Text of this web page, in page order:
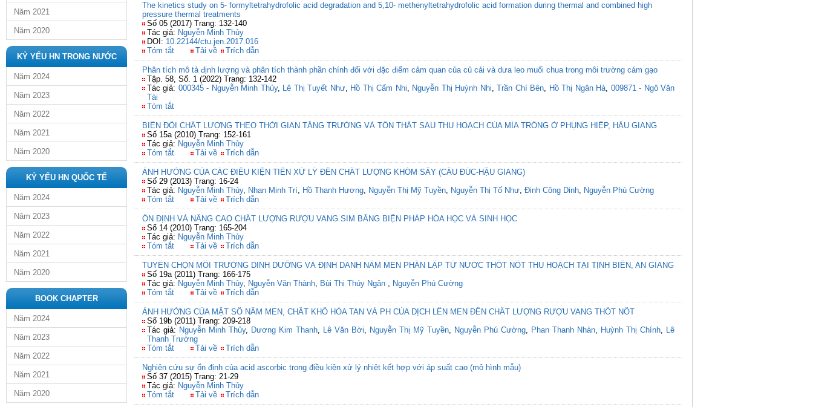
Năm 2021
Năm 2020
KỶ YẾU HN TRONG NƯỚC
Năm 2024
Năm 2023
Năm 2022
Năm 2021
Năm 2020
KỶ YẾU HN QUỐC TẾ
Năm 2024
Năm 2023
Năm 2022
Năm 2021
Năm 2020
BOOK CHAPTER
Năm 2024
Năm 2023
Năm 2022
Năm 2021
Năm 2020
The kinetics study on 5- formyltetrahydrofolic acid degradation and 5,10- methenyltetrahydrofolic acid formation during thermal and combined high
pressure thermal treatments
Số 05 (2017) Trang: 132-140
Tác giả: Nguyễn Minh Thủy
DOI: 10.22144/ctu.jen.2017.016
Tóm tắt
Tải về Trích dẫn
Phân tích mô tả định lượng và phân tích thành phần chính đối với đặc điểm cảm quan của củ cải và dưa leo muối chua trong môi trường cám gạo
Tập. 58, Số. 1 (2022) Trang: 132-142
Tác giả: 000345 - Nguyễn Minh Thủy, Lê Thị Tuyết Như, Hồ Thị Cẩm Nhi, Nguyễn Thị Huỳnh Nhi,Trần Chí Bên, Hồ Thị Ngân Hà, 009871 - Ngô Văn
Tài
Tóm tắt
BIẾN ĐỔI CHẤT LƯỢNG THEO THỜI GIAN TĂNG TRƯỞNG VÀ TỔN THẤT SAU THU HOẠCH CỦA MÍA TRỒNG Ở PHỤNG HIỆP, HẬU GIANG
Số 15a (2010) Trang: 152-161
Tác giả: Nguyễn Minh Thủy
Tóm tắt
Tải về Trích dẫn
ẢNH HƯỞNG CỦA CÁC ĐIỀU KIỆN TIỀN XỬ LÝ ĐẾN CHẤT LƯỢNG KHÓM SẤY (CẦU ĐÚC-HẬU GIANG)
Số 29 (2013) Trang: 16-24
Tác giả: Nguyễn Minh Thủy, Nhan Minh Trí, Hồ Thanh Hương, Nguyễn Thị Mỹ Tuyền, Nguyễn Thị Tố Như, Đinh Công Dinh, Nguyễn Phú Cường
Tóm tắt
Tải về Trích dẫn
ỔN ĐỊNH VÀ NÂNG CAO CHẤT LƯỢNG RƯỢU VANG SIM BẰNG BIỆN PHÁP HÓA HỌC VÀ SINH HỌC
Số 14 (2010) Trang: 165-204
Tác giả: Nguyễn Minh Thủy
Tóm tắt
Tải về Trích dẫn
TUYỂN CHỌN MÔI TRƯỜNG DINH DƯỠNG VÀ ĐỊNH DANH NẤM MEN PHÂN LẬP TỪ NƯỚC THỐT NỐT THU HOẠCH TẠI TỊNH BIÊN, AN GIANG
Số 19a (2011) Trang: 166-175
Tác giả: Nguyễn Minh Thủy, Nguyễn Văn Thành, Bùi Thị Thúy Ngân , Nguyễn Phú Cường
Tóm tắt
Tải về Trích dẫn
ẢNH HƯỞNG CỦA MẬT SỐ NẤM MEN, CHẤT KHÔ HÒA TAN VÀ PH CỦA DỊCH LÊN MEN ĐẾN CHẤT LƯỢNG RƯỢU VANG THỐT NỐT
Số 19b (2011) Trang: 209-218
Tác giả: Nguyễn Minh Thủy, Dương Kim Thanh, Lê Văn Bời, Nguyễn Thị Mỹ Tuyền, Nguyễn Phú Cường, Phan Thanh Nhàn, Huỳnh Thị Chính, Lê
Thanh Trường
Tóm tắt
Tải về Trích dẫn
Nghiên cứu sự ổn định của acid ascorbic trong điều kiện xử lý nhiệt kết hợp với áp suất cao (mô hình mẫu)
Số 37 (2015) Trang: 21-29
Tác giả: Nguyễn Minh Thủy
Tóm tắt
Tải về Trích dẫn